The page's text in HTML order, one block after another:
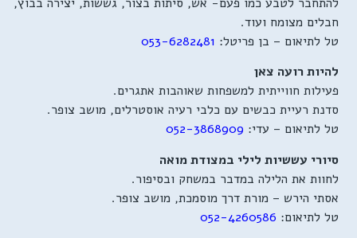
חבלים מצומח ועוד.
טל לתיאום – בן פריטל: 053-6282481
להיות רועה צאן
פעילות חווייתית למשפחות שאוהבות אתגרים.
סדנת רעיית כבשים עם כלבי רעיה אוסטרלים, מושב צופר.
טל לתיאום – עדי: 052-3868909
סיורי עששיות לילי במצודת מואה
לחוות את הלילה במדבר במשחק ובסיפור.
אסתי הירש – מורת דרך מוסמכת, מושב צופר.
טל לתיאום: 052-4260586